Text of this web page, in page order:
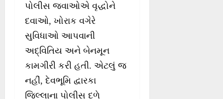
પોલીસ જવાઓએ વૃદ્ધોને
દવાઓ, ખોરાક વગેરે
સુવિધાઓ આપવાની
અદ્વિતિય અને બેનમૂન
કામગીરી કરી હતી. એટલું જ
નહીં, દેવભૂમિ દ્વારકા
જિલ્લાના પોલીસ દળે